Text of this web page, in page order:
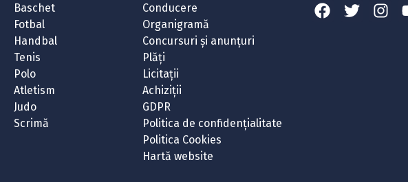
Baschet
Fotbal
Handbal
Tenis
Polo
Atletism
Judo
Scrimă
Conducere
Organigramă
Concursuri și anunțuri
Plăți
Licitații
Achiziții
GDPR
Politica de confidențialitate
Politica Cookies
Hartă website